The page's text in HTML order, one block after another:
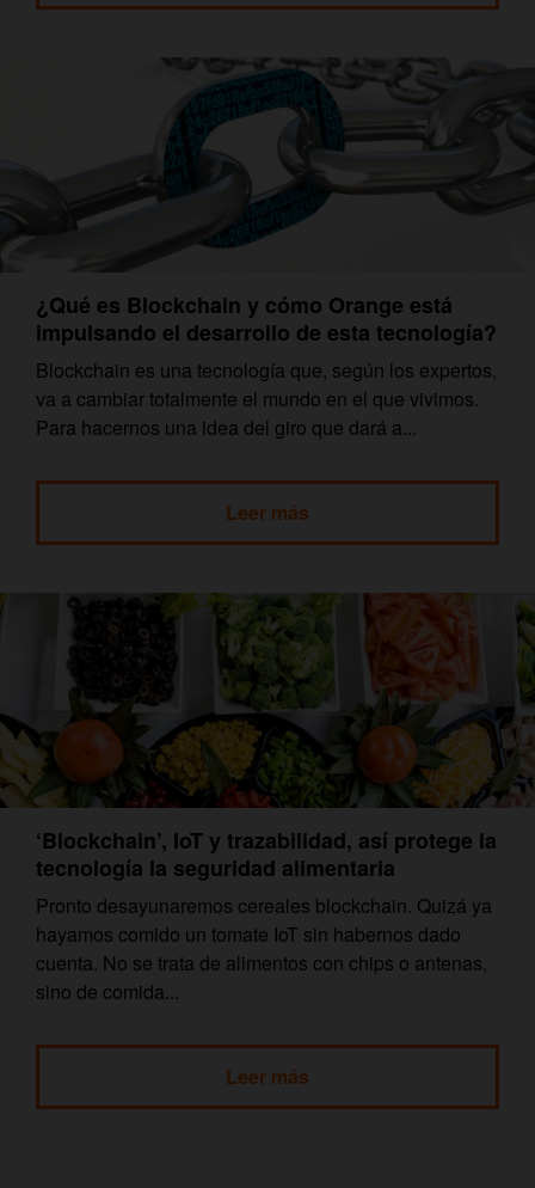
¿Qué es Blockchain y cómo Orange está
impulsando el desarrollo de esta tecnología?
Blockchain es una tecnología que, según los expertos,
va a cambiar totalmente el mundo en el que vivimos.
Para hacernos una idea del giro que dará a...
Leer más
‘Blockchain’, IoT y trazabilidad, así protege la
tecnología la seguridad alimentaria
Pronto desayunaremos cereales blockchain. Quizá ya
hayamos comido un tomate IoT sin habernos dado
cuenta. No se trata de alimentos con chips o antenas,
sino de comida...
Leer más